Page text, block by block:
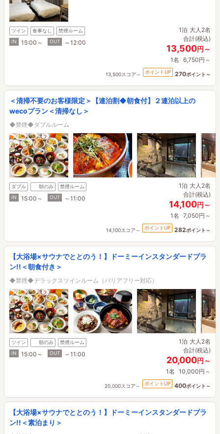
ツイン 食事なし
禁煙ルーム
IN
15:00～ OUT ～12:00
1泊 大人2名
合計(税込)
13,500円～
1名 6,750円～
13,500スコア～ ポイントUP 270ポイント～
＜清掃不要のお客様限定＞【連泊割◆朝食付】２連泊以上の
wecoプラン＜清掃なし＞
◆禁煙◆ダブルルーム
ダブル 朝のみ
禁煙ルーム
IN
15:00～ OUT ～11:00
1泊 大人2名
合計(税込)
14,100円～
1名 7,050円～
14,100スコア～ ポイントUP 282ポイント～
【大浴場×サウナでととのう！】ドーミーインスタンダードプラ
ン!!＜朝食付き＞
◆禁煙◆デラックスツインルーム（バリアフリー対応）
ツイン 朝のみ
禁煙ルーム
IN
15:00～ OUT ～11:00
1泊 大人2名
合計(税込)
20,000円～
1名 10,000円～
20,000スコア～ ポイントUP 400ポイント～
【大浴場×サウナでととのう！】ドーミーインスタンダードプラ
ン!!＜素泊まり＞